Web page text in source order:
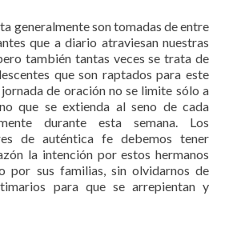
generalmente son tomadas de entre
que a diario atraviesan nuestras
también tantas veces se trata de
que son raptados para este
de oración no se limite sólo a
que se extienda al seno de cada
durante esta semana. Los
de auténtica fe debemos tener
la intención por estos hermanos
por sus familias, sin olvidarnos de
para que se arrepientan y